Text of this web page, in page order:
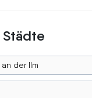
der Ilm